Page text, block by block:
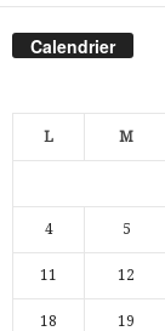
Calendrier
L M
4 5
11 12
18 19